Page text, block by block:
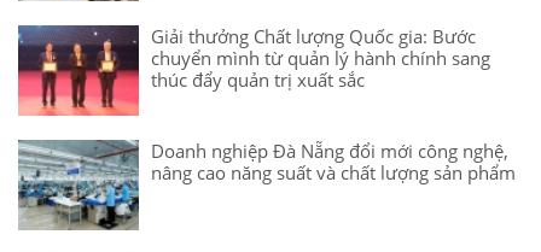
Giải thưởng Chất lượng Quốc gia: Bước
chuyển mình từ quản lý hành chính sang
thúc đẩy quản trị xuất sắc
Doanh nghiệp Đà Nẵng đổi mới công nghệ,
nâng cao năng suất và chất lượng sản phẩm